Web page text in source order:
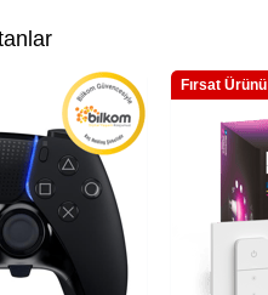
Fırsat Ürünü